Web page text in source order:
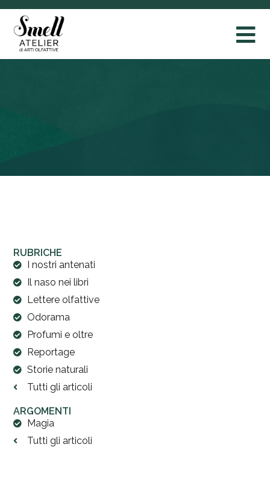
RUBRICHE
I nostri antenati
Il naso nei libri
Lettere olfattive
Odorama
Profumi e oltre
Reportage
Storie naturali
Tutti gli articoli
ARGOMENTI
Magia
Tutti gli articoli